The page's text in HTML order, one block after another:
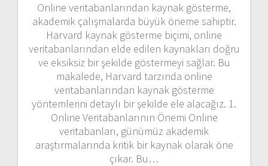
Online veritabanlarından kaynak gösterme,
akademik çalışmalarda büyük öneme sahiptir.
Harvard kaynak gösterme biçimi, online
veritabanlarından elde edilen kaynakları doğru
ve eksiksiz bir şekilde göstermeyi sağlar. Bu
makalede, Harvard tarzında online
veritabanlarından kaynak gösterme
yöntemlerini detaylı bir şekilde ele alacağız. 1.
Online Veritabanlarının Önemi Online
veritabanları, günümüz akademik
araştırmalarında kritik bir kaynak olarak öne
çıkar. Bu…